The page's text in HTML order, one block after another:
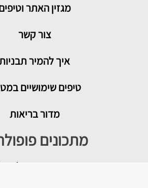
מגזין האתר
צור קשר
איך להמיר
טיפים שימושיים
מדור בריאות
מתכונים
עוגת גבינה בייגלה